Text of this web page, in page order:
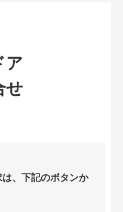
ア
せ
、下記のボタンか